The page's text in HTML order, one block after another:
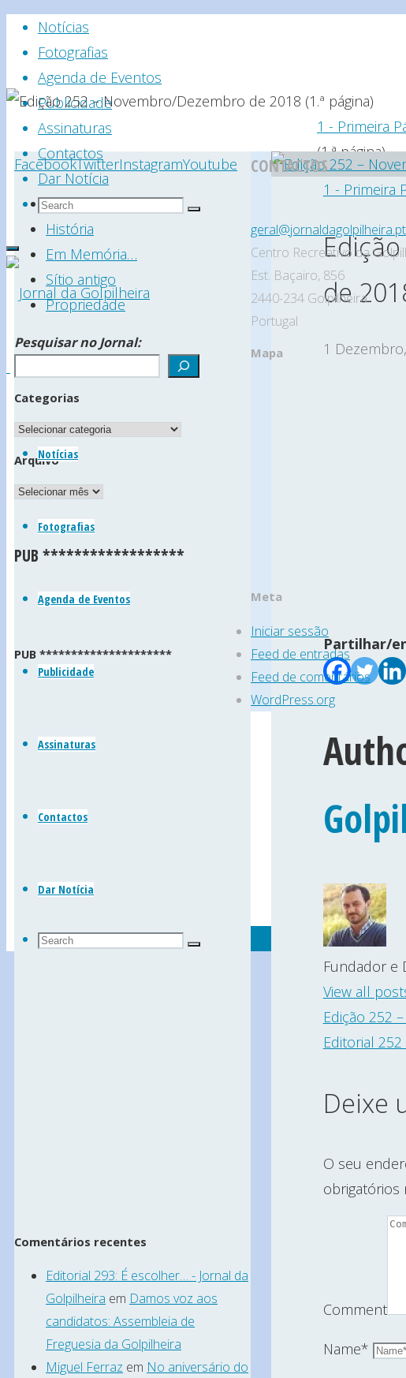
Skip
content
Notícias
Fotografias
Agenda de Eventos
Publicidade
Assinaturas
Contactos
Dar Notícia
Search
Search
for:
Search
Jornal
da
Golpilheira
(Freguesia
Concelho
Batalha
Distrito
Notícias
Fotografias
Agenda de Eventos
Publicidade
Assinaturas
Contactos
Dar Notícia
Search
Search
Home
1 - Primeira
(1.ª página)
1 - Primeira
de
1
Partilhar/
Fundador e
View all
Edição 252
Editorial 252
Deixe
O seu
obrigatórios
Comment
Name*
FacebookTwitterInstagramYoutube
Estatuto Editorial
História
Em Memória…
Sítio antigo
Propriedade
Pesquisar no Jornal:
Categorias
Categorias
Arquivo
Arquivo
PUB ******************
PUB *********************
Comentários recentes
Editorial 293: É escolher… - Jornal da
Golpilheira em Damos voz aos
candidatos: Assembleia de
Freguesia da Golpilheira
Miguel Ferraz em No aniversário do
CONTACTOS
geral@jornaldagolpilheira.pt
Centro Recreativo da
Est. Baçairo, 856
2440-234 Golpilheira
Portugal
Mapa
Meta
Iniciar sessão
Feed de entradas
Feed de comentários
WordPress.org